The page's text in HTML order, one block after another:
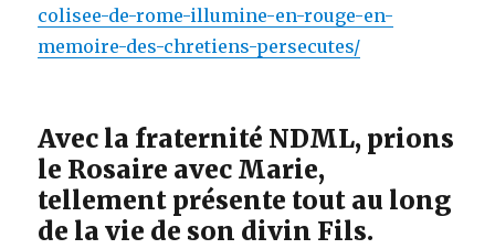
colisee-de-rome-illumine-en-rouge-en-
memoire-des-chretiens-persecutes/
Avec la fraternité NDML, prions
le Rosaire avec Marie,
tellement présente tout au long
de la vie de son divin Fils.